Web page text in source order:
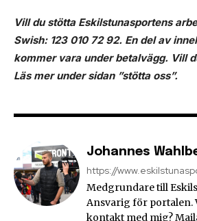
Vill du stötta Eskilstunasportens
Swish: 123 010 72 92. En del av
kommer vara under betalvägg. Vill
Läs mer under sidan ”stötta oss”.
Johannes
https://
Medgrundare till
Ansvarig för portalen.
kontakt med mig?